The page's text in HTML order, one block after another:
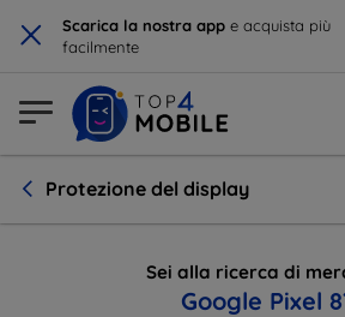
× Scarica la nostra app e acquista più
facilmente
Protezione del display
Sei alla ricerca di
Google Pixel